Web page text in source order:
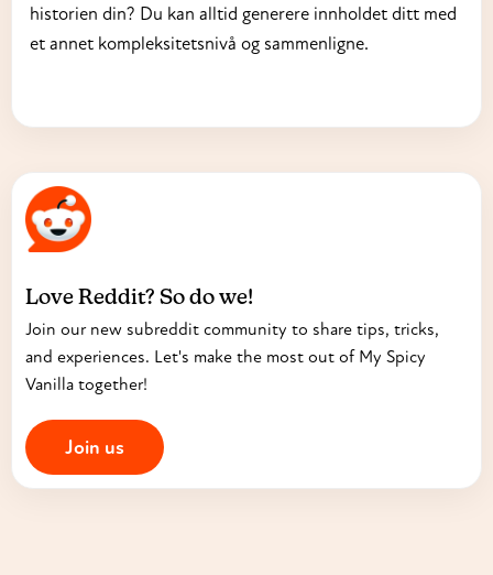
historien din? Du kan alltid generere innholdet ditt med
et annet kompleksitetsnivå og sammenligne.
Love Reddit? So do we!
Join our new subreddit community to share tips, tricks,
and experiences. Let's make the most out of My Spicy
Vanilla together!
Join us